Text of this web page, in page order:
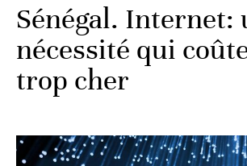
Sénégal. Internet:
nécessité qui
trop cher